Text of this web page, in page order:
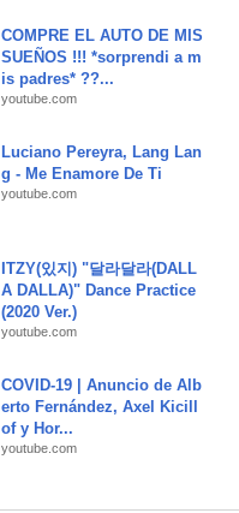
COMPRE EL AUTO DE MIS
SUEÑOS !!! *sorprendi a m
is padres* ??...
youtube.com
Luciano Pereyra, Lang Lan
g - Me Enamore De Ti
youtube.com
ITZY(있지) "달라달라(DALL
A DALLA)" Dance Practice
(2020 Ver.)
youtube.com
COVID-19 | Anuncio de Alb
erto Fernández, Axel Kicill
of y Hor...
youtube.com